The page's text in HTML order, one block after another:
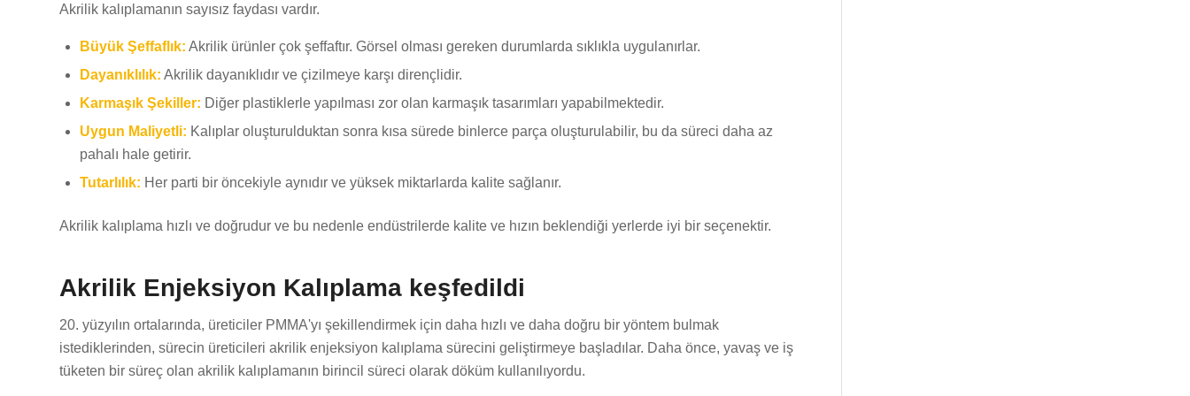
Akrilik kalıplamanın sayısız faydası vardır.
Büyük Şeffaflık: Akrilik ürünler çok şeffaftır. Görsel olması gereken durumlarda sıklıkla uygulanırlar.
Dayanıklılık: Akrilik dayanıklıdır ve çizilmeye karşı dirençlidir.
Karmaşık Şekiller: Diğer plastiklerle yapılması zor olan karmaşık tasarımları yapabilmektedir.
Uygun Maliyetli: Kalıplar oluşturulduktan sonra kısa sürede binlerce parça oluşturulabilir, bu da süreci daha az
pahalı hale getirir.
Tutarlılık: Her parti bir öncekiyle aynıdır ve yüksek miktarlarda kalite sağlanır.
Akrilik kalıplama hızlı ve doğrudur ve bu nedenle endüstrilerde kalite ve hızın beklendiği yerlerde iyi bir seçenektir.
Akrilik Enjeksiyon Kalıplama keşfedildi
20. yüzyılın ortalarında, üreticiler PMMA'yı şekillendirmek için daha hızlı ve daha doğru bir yöntem bulmak
istediklerinden, sürecin üreticileri akrilik enjeksiyon kalıplama sürecini geliştirmeye başladılar. Daha önce, yavaş ve iş
tüketen bir süreç olan akrilik kalıplamanın birincil süreci olarak döküm kullanılıyordu.